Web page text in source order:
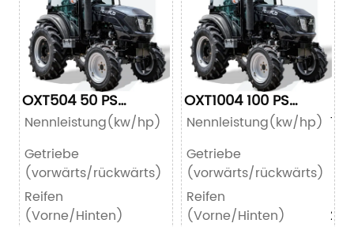
OXT504 50 PS
Traktor
Nennleistung(kw/hp)
37/50
Getriebe
(vorwärts/rückwärts)
8+8
Reifen
(Vorne/Hinten)
6.5-
16/11.2-
OXT1004 100 PS
Traktor
Nennleistung(kw/hp)
Getriebe
(vorwärts/rückwärts)
Reifen
(Vorne/Hinten)
24/